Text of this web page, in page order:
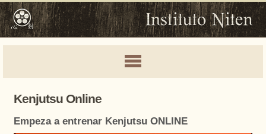
Kenjutsu Online
Empeza a entrenar Kenjutsu ONLINE